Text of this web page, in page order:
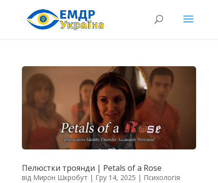
Пелюстки троянди | Petals of a Rose
від Мирон Шкробут | Гру 14, 2025 | Психологія